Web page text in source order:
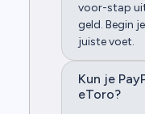
voor-stap
geld. Begin
juiste voet.
Kun je
eToro?